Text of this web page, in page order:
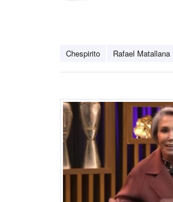
Chespirito Rafael Matallana